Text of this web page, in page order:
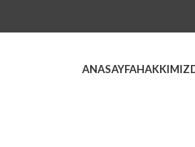
ANASAYFA